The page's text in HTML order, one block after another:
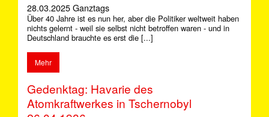
28.03.2025 Ganztags
Über 40 Jahre ist es nun her, aber die Politiker weltweit haben
nichts gelernt - weil sie selbst nicht betroffen waren - und in
Deutschland brauchte es erst die [...]
Mehr
Gedenktag: Havarie des
Atomkraftwerkes in Tschernobyl